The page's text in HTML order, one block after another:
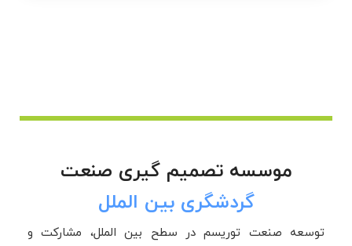
موسسه تصمیم گیری صنعت
گردشگری بین الملل
توسعه صنعت توریسم در سطح بین الملل، مشارکت و